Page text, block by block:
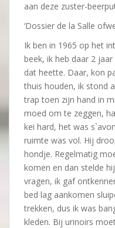
aan deze zuster-
‘Dossier de la Salle
Ik ben in 1965 op het
beek, ik heb daar 2
dat heette. Daar, kon
thuis houden, ik stond
trap toen zijn hand in
moed om te zeggen,
kei hard, het was
ruimte was vol. Hij
hondje. Regelmatig
komen en dan stelde
vragen, ik gaf
bed lag aankomen
trekken, dus ik was
kleden. Bij urinoirs